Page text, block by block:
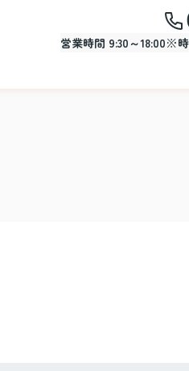
営業時間 9:30～18:00※